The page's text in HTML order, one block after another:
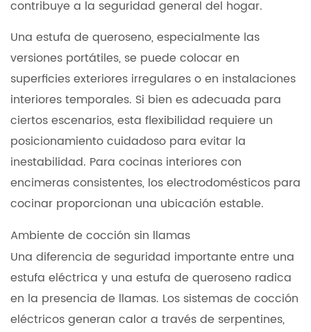
contribuye a la seguridad general del hogar.
Una estufa de queroseno, especialmente las
versiones portátiles, se puede colocar en
superficies exteriores irregulares o en instalaciones
interiores temporales. Si bien es adecuada para
ciertos escenarios, esta flexibilidad requiere un
posicionamiento cuidadoso para evitar la
inestabilidad. Para cocinas interiores con
encimeras consistentes, los electrodomésticos para
cocinar proporcionan una ubicación estable.
Ambiente de cocción sin llamas
Una diferencia de seguridad importante entre una
estufa eléctrica y una estufa de queroseno radica
en la presencia de llamas. Los sistemas de cocción
eléctricos generan calor a través de serpentines,